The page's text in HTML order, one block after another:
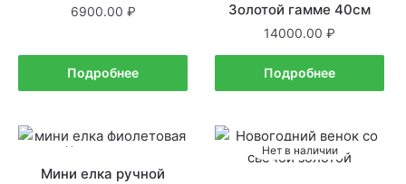
6900.00
Подробнее
Золотой гамме 40см
14000.00
Подробнее
Нет в наличии
Мини елка ручной
Нет в наличии